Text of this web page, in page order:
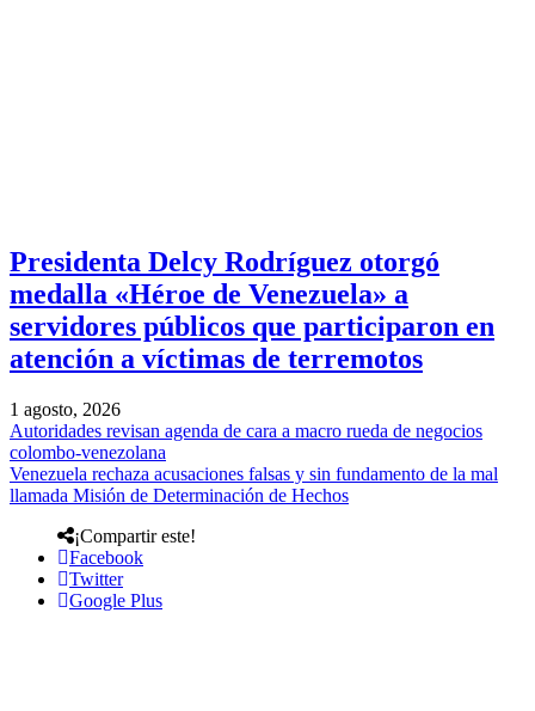
Presidenta Delcy Rodríguez otorgó
medalla «Héroe de Venezuela» a
servidores públicos que participaron en
atención a víctimas de terremotos
1 agosto, 2026
Autoridades revisan agenda de cara a macro rueda de negocios
colombo-venezolana
Venezuela rechaza acusaciones falsas y sin fundamento de la mal
llamada Misión de Determinación de Hechos
¡Compartir este!
Facebook
Twitter
Google Plus